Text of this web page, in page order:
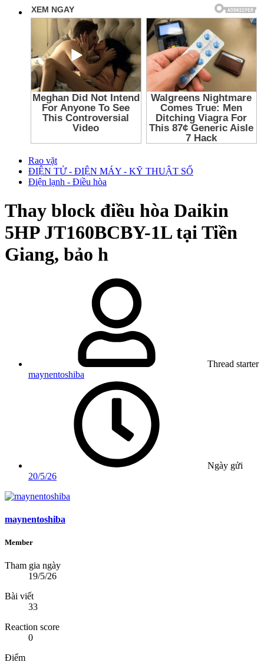
Rao vặt
ĐIỆN TỬ - ĐIỆN MÁY - KỸ THUẬT SỐ
Điện lạnh - Điều hòa
Thay block điều hòa Daikin
5HP JT160BCBY-1L tại Tiền
Giang, bảo h
Thread starter
maynentoshiba
Ngày gửi
20/5/26
maynentoshiba
Member
Tham gia ngày
19/5/26
Bài viết
33
Reaction score
0
Điểm